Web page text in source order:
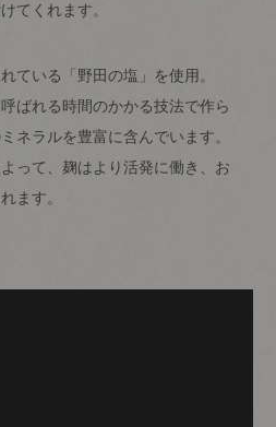
てくれます。
ている「野田の塩」を使用。
ばれる時間のかかる技法で作ら
ネラルを豊富に含んでいます。
って、麹はより活発に働き、お
ます。